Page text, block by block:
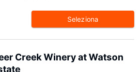
Seleziona
Creek Winery at Watson